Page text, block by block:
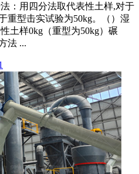
：用四分法取代表性土样,对于
重型击实试验为50kg。（）湿
土样0kg（重型为50kg）碾
法 ...